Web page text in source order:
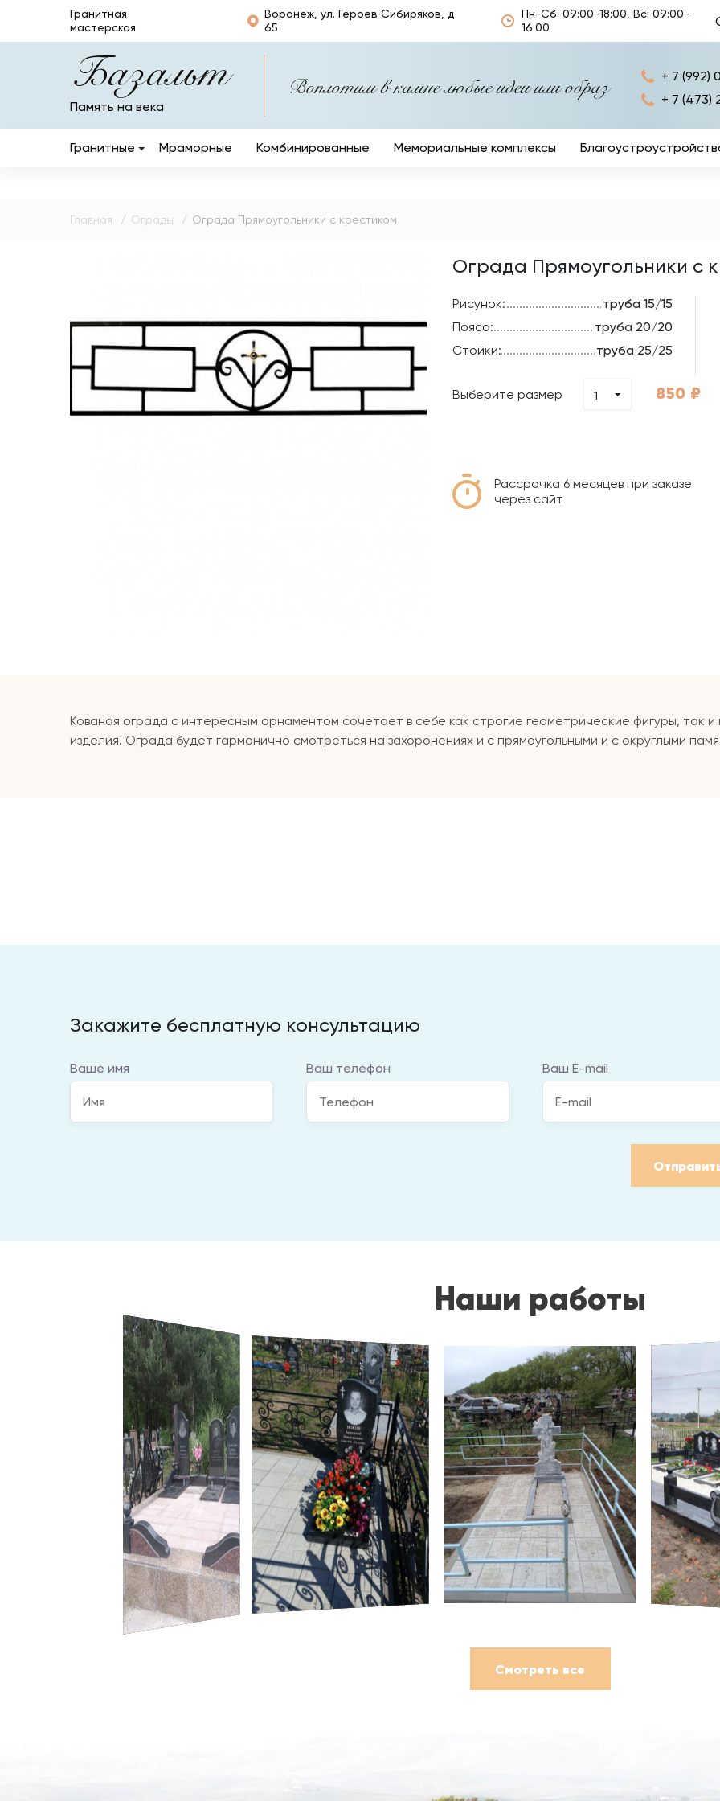
Гранитная
мастерская
Воронеж, ул. Героев Сибиряков, д.
65
Пн-Сб: 09:00-18:00, Вс: 09:00-
16:00
Базальт
Память на века
Воплотим в камне любые идеи или образ
+ 7 (992)
+ 7 (473)
Гранитные Мраморные Комбинированные Мемориальные комплексы
Ритуальные
Главная Ограды Ограда Прямоугольники с крестиком
Ограда Прямоугольники с
Рисунок:
труба 15/15
Пояса:
труба 20/20
Стойки:
труба 25/25
Выберите размер 1 850 ₽
Рассрочка 6 месяцев при заказе
через сайт
Кованая ограда с интересным орнаментом сочетает в себе как строгие геометрические фигуры, так
изделия. Ограда будет гармонично смотреться на захоронениях и с прямоугольными и с округлыми
Закажите бесплатную консультацию
Ваше имя Ваш телефон Ваш E-mail
Наши работы
Смотреть все